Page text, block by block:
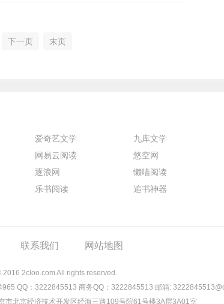
下一页 末页
爱奇艺文学 九库文学
网易云阅读 悠空网
逐浪网 懒喵阅读
乐书阅读 追书神器
联系我们 网站地图
2cloo.com All rights reserved.
QQ：3222845513 商务QQ：3222845513 邮箱:
市北京经济技术开发区经海三路109号院61号楼3A层3A01室